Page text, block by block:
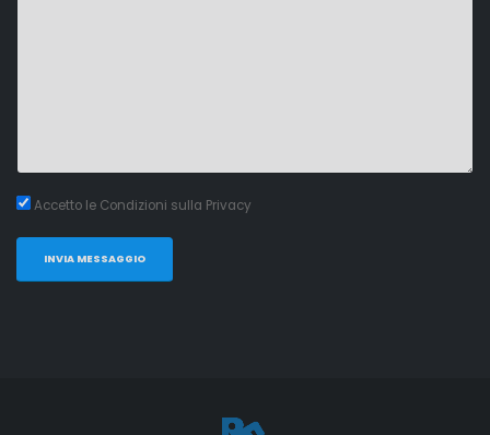
Accetto le Condizioni sulla Privacy
INVIA MESSAGGIO